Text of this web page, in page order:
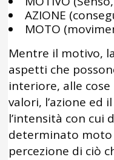
AZIONE
MOTO
Mentre il motivo,
aspetti che
interiore, alle
valori, l’azione ed
l’intensità con cui
determinato moto
percezione di ciò